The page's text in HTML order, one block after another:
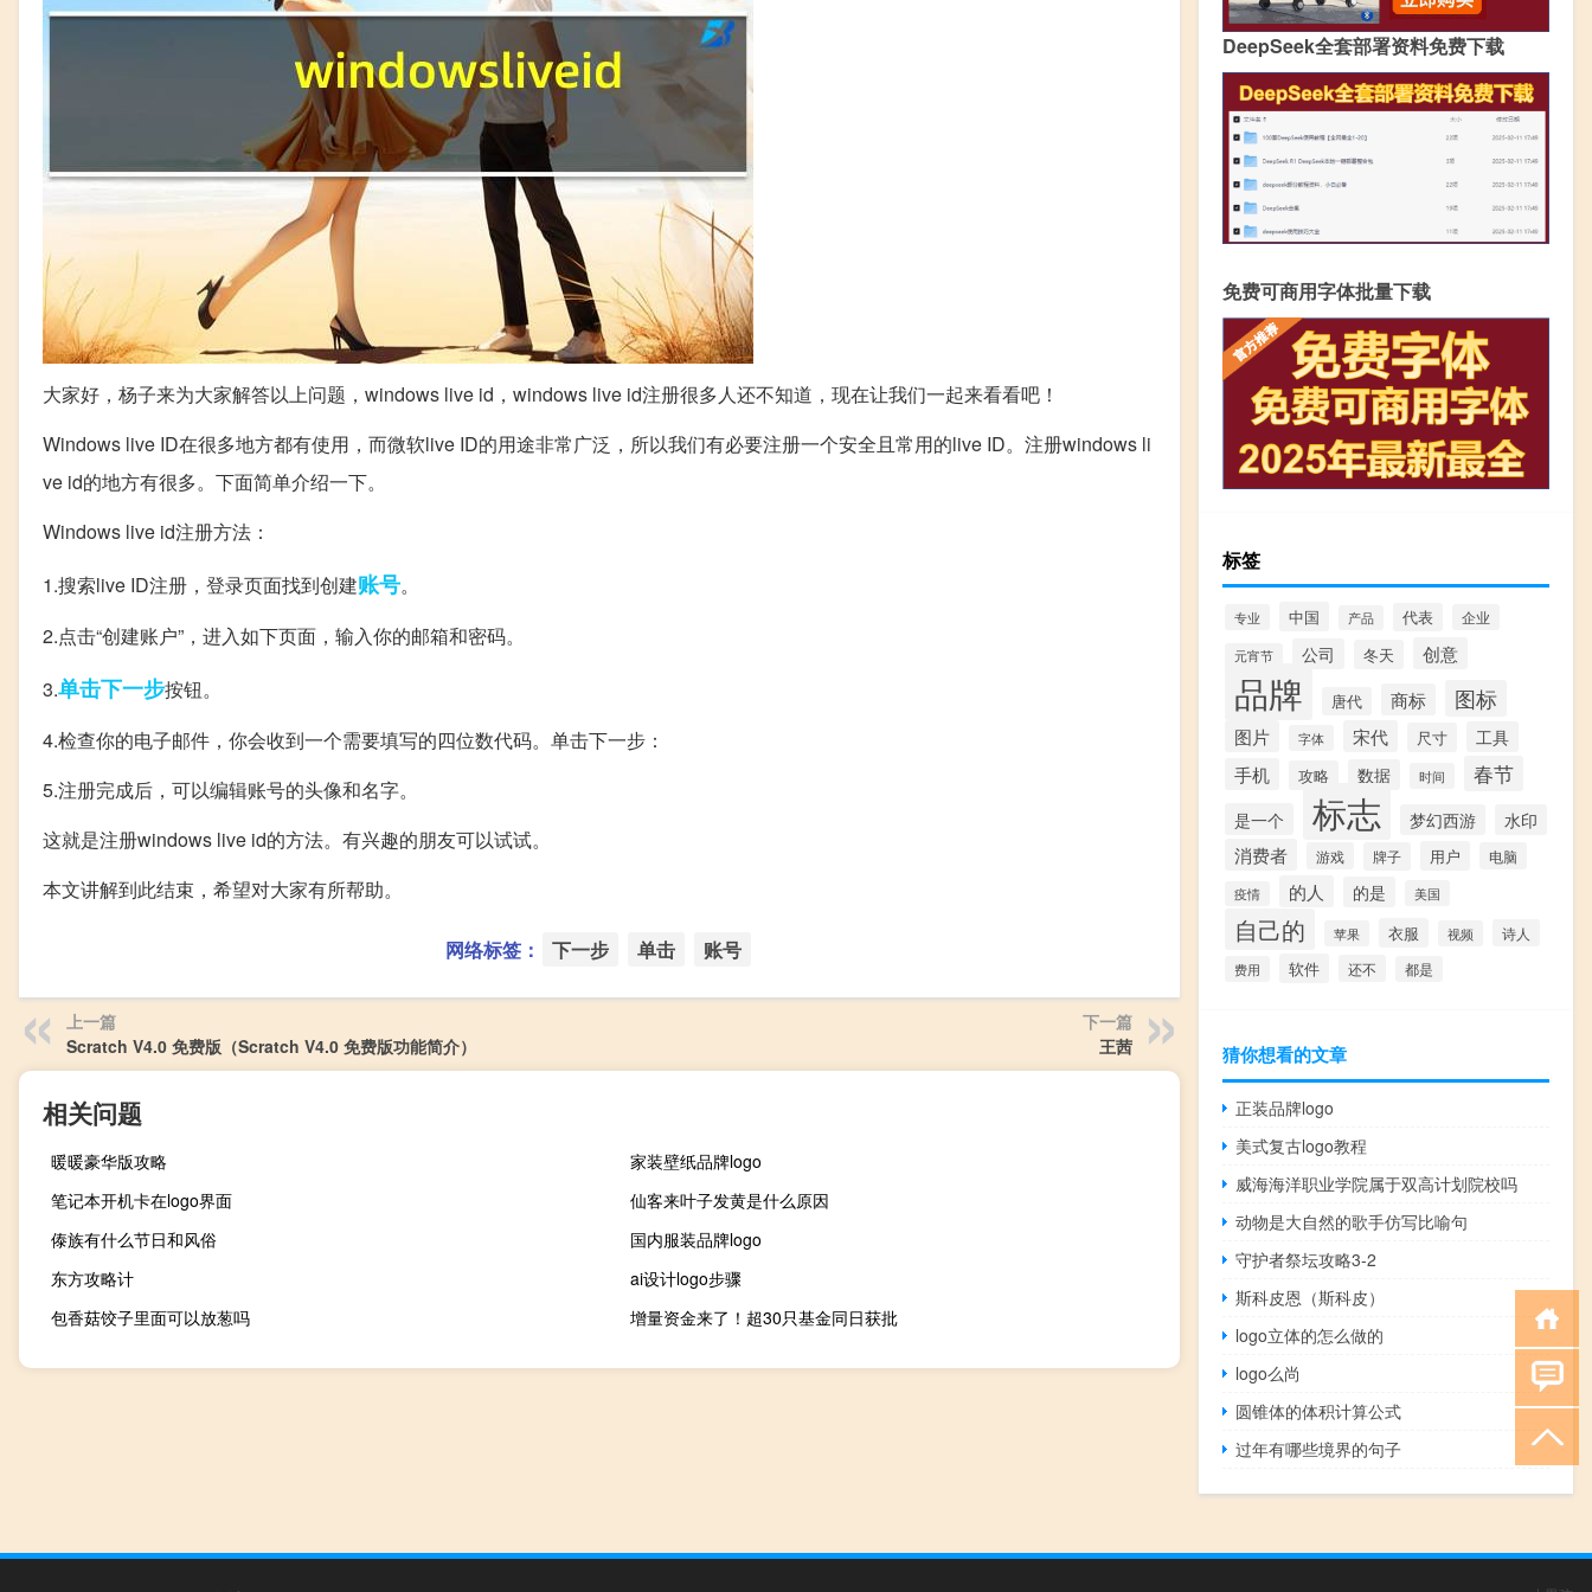
大家好，杨子来为大家解答以上问题，windows live id，windows live id注册很多人还不知道，现在让我们一起来看看吧！
Windows live ID在很多地方都有使用，而微软live ID的用途非常广泛，所以我们有必要注册一个安全且常用的live ID。注册windows li
ve id的地方有很多。下面简单介绍一下。
Windows live id注册方法：
1.搜索live ID注册，登录页面找到创建账号。
2.点击“创建账户”，进入如下页面，输入你的邮箱和密码。
3.单击下一步按钮。
4.检查你的电子邮件，你会收到一个需要填写的四位数代码。单击下一步：
5.注册完成后，可以编辑账号的头像和名字。
这就是注册windows live id的方法。有兴趣的朋友可以试试。
本文讲解到此结束，希望对大家有所帮助。
网络标签： 下一步 单击 账号
上一篇
Scratch V4.0 免费版（Scratch V4.0 免费版功能简介）
下一篇
王茜
相关问题
暖暖豪华版攻略
家装壁纸品牌logo
笔记本开机卡在logo界面
仙客来叶子发黄是什么原因
傣族有什么节日和风俗
国内服装品牌logo
东方攻略计
ai设计logo步骤
包香菇饺子里面可以放葱吗
增量资金来了！超30只基金同日获批
DeepSeek全套部署资料免费下载
免费可商用字体批量下载
标签
专业 中国 产品 代表 企业
元宵节 公司 冬天 创意
品牌 唐代 商标 图标
图片 字体 宋代 尺寸 工具
手机 攻略 数据 时间 春节
是一个 标志 梦幻西游 水印
消费者 游戏 牌子 用户 电脑
疫情 的人 的是 美国
自己的 苹果 衣服 视频 诗人
费用 软件 还不 都是
猜你想看的文章
正装品牌logo
美式复古logo教程
威海海洋职业学院属于双高计划院校吗
动物是大自然的歌手仿写比喻句
守护者祭坛攻略3-2
斯科皮恩（斯科皮）
logo立体的怎么做的
logo么尚
圆锥体的体积计算公式
过年有哪些境界的句子